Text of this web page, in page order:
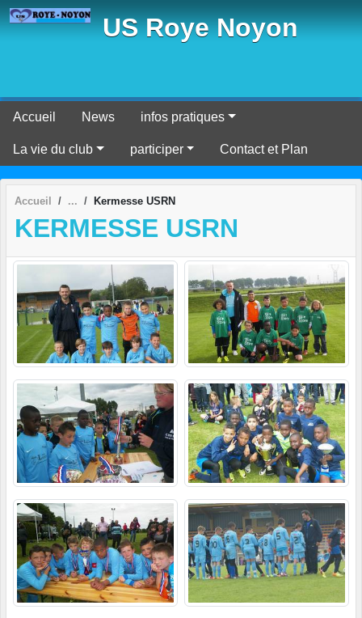
US Roye Noyon
Accueil News infos pratiques
La vie du club participer Contact et Plan
Accueil Kermesse USRN
KERMESSE USRN
Panneau de gestion des cookies